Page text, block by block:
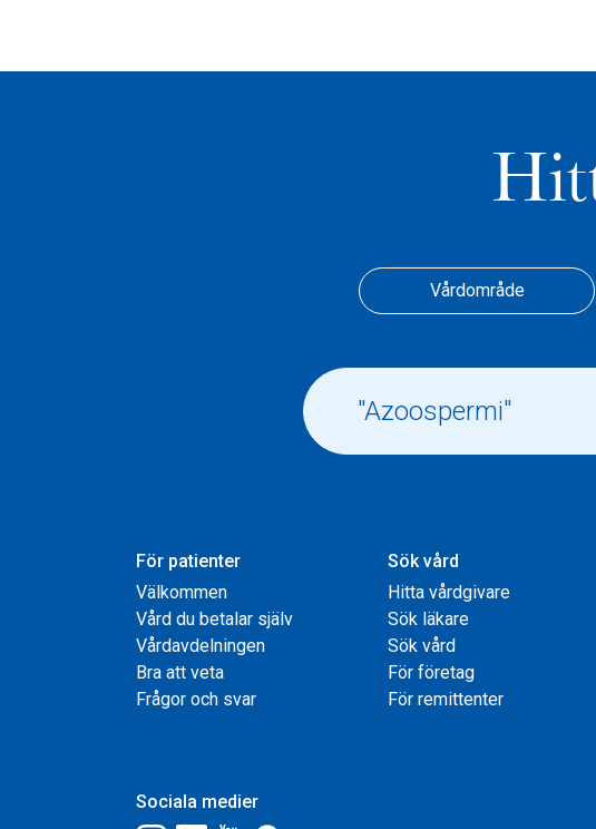
Vårdområde
För patienter
Välkommen
Vård du betalar själv
Vårdavdelningen
Bra att veta
Frågor och svar
Sök vård
Hitta vårdgivare
Sök läkare
Sök vård
För företag
För remittenter
Sociala medier